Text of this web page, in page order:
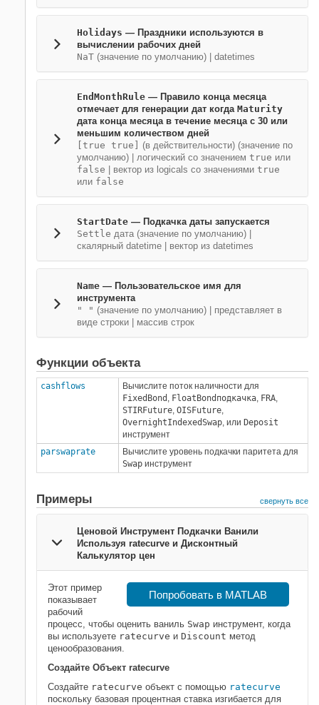
Holidays — Праздники используются в
вычислении рабочих дней
NaT (значение по умолчанию) | datetimes
EndMonthRule — Правило конца месяца
отмечает для генерации дат когда Maturity
дата конца месяца в течение месяца с 30 или
меньшим количеством дней
[true true]
(в действительности) (значение по
умолчанию) | логический со значением true или
false
вектор из logicals со значениями true
или false
StartDate — Подкачка даты запускается
Settle дата (значение по умолчанию) |
скалярный datetime
вектор из datetimes
Name — Пользовательское имя для
инструмента
" " (значение по умолчанию) | представляет в
виде строки
массив строк
Функции объекта
cashflows
Вычислите поток наличности для
FixedBond , FloatBond подкачка, FRA,
STIRFuture, OISFuture,
OvernightIndexedSwap, или Deposit
инструмент
parswaprate
Вычислите уровень подкачки паритета для
Swap инструмент
Примеры свернуть все
Ценовой Инструмент Подкачки Ванили
Используя ratecurve и Дисконтный
Калькулятор цен
Попробовать в MATLAB
Этот пример
показывает
рабочий
процесс, чтобы оценить ваниль Swap инструмент, когда
вы используете ratecurve и Discount метод
ценообразования.
Создайте Объект ratecurve
Создайте ratecurve объект с помощью ratecurve
поскольку базовая процентная ставка изгибается для